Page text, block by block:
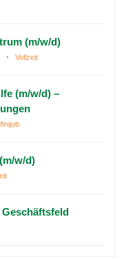
(m/w/d)
Vollzeit
(m/w/d) –
w/d)
Geschäftsfeld